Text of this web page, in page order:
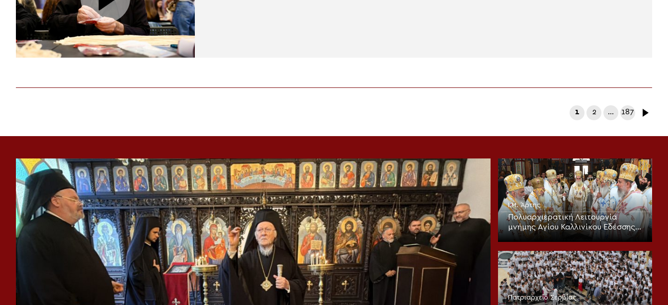
1 2 … 187
Ι.Μ. Άρτης
Πολυαρχιερατική Λειτουργία
μνήμης Αγίου Καλλινίκου Εδέσσης
και τα ονομαστήρια του
Πατριαρχείο Σερβίας